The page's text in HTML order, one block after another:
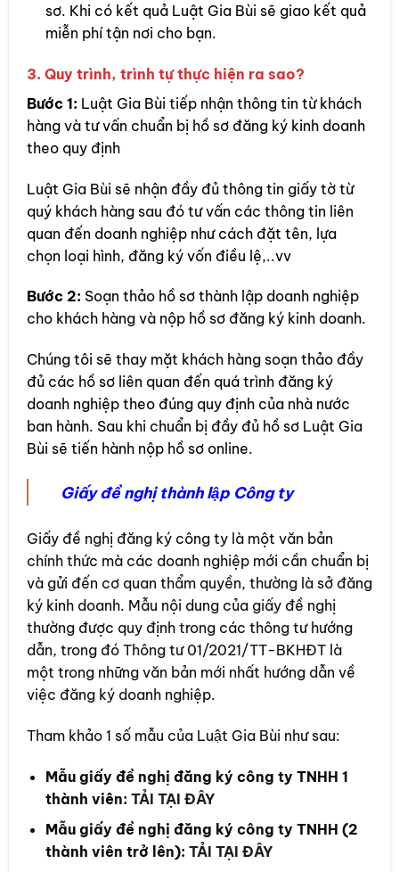
sơ. Khi có kết quả Luật Gia Bùi sẽ giao kết quả
miễn phí tận nơi cho bạn.
3. Quy trình, trình tự thực hiện ra sao?
Bước 1: Luật Gia Bùi tiếp nhận thông tin từ khách
hàng và tư vấn chuẩn bị hồ sơ đăng ký kinh doanh
theo quy định
Luật Gia Bùi sẽ nhận đầy đủ thông tin giấy tờ từ
quý khách hàng sau đó tư vấn các thông tin liên
quan đến doanh nghiệp như cách đặt tên, lựa
chọn loại hình, đăng ký vốn điều lệ,..vv
Bước 2: Soạn thảo hồ sơ thành lập doanh nghiệp
cho khách hàng và nộp hồ sơ đăng ký kinh doanh.
Chúng tôi sẽ thay mặt khách hàng soạn thảo đầy
đủ các hồ sơ liên quan đến quá trình đăng ký
doanh nghiệp theo đúng quy định của nhà nước
ban hành. Sau khi chuẩn bị đầy đủ hồ sơ Luật Gia
Bùi sẽ tiến hành nộp hồ sơ online.
Giấy đề nghị thành lập Công ty
Giấy đề nghị đăng ký công ty là một văn bản
chính thức mà các doanh nghiệp mới cần chuẩn bị
và gửi đến cơ quan thẩm quyền, thường là sở đăng
ký kinh doanh. Mẫu nội dung của giấy đề nghị
thường được quy định trong các thông tư hướng
dẫn, trong đó Thông tư 01/2021/TT-BKHĐT là
một trong những văn bản mới nhất hướng dẫn về
việc đăng ký doanh nghiệp.
Tham khảo 1 số mẫu của Luật Gia Bùi như sau:
Mẫu giấy đề nghị đăng ký công ty TNHH 1
thành viên: TẢI TẠI ĐÂY
Mẫu giấy đề nghị đăng ký công ty TNHH (2
thành viên trở lên): TẢI TẠI ĐÂY